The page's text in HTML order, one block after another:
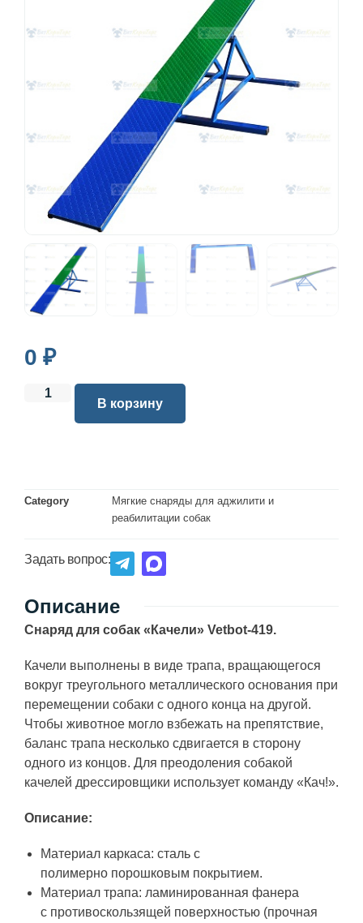
0 ₽
В корзину
Category
Мягкие снаряды для аджилити и
реабилитации собак
Задать вопрос:
Описание
Снаряд для собак «Качели» Vetbot-419.
Качели выполнены в виде трапа, вращающегося
вокруг треугольного металлического основания при
перемещении собаки с одного конца на другой.
Чтобы животное могло взбежать на препятствие,
баланс трапа несколько сдвигается в сторону
одного из концов. Для преодоления собакой
качелей дрессировщики использует команду «Кач!».
Описание:
Материал каркаса: сталь с
полимерно порошковым покрытием.
Материал трапа: ламинированная фанера
с противоскользящей поверхностью (прочная